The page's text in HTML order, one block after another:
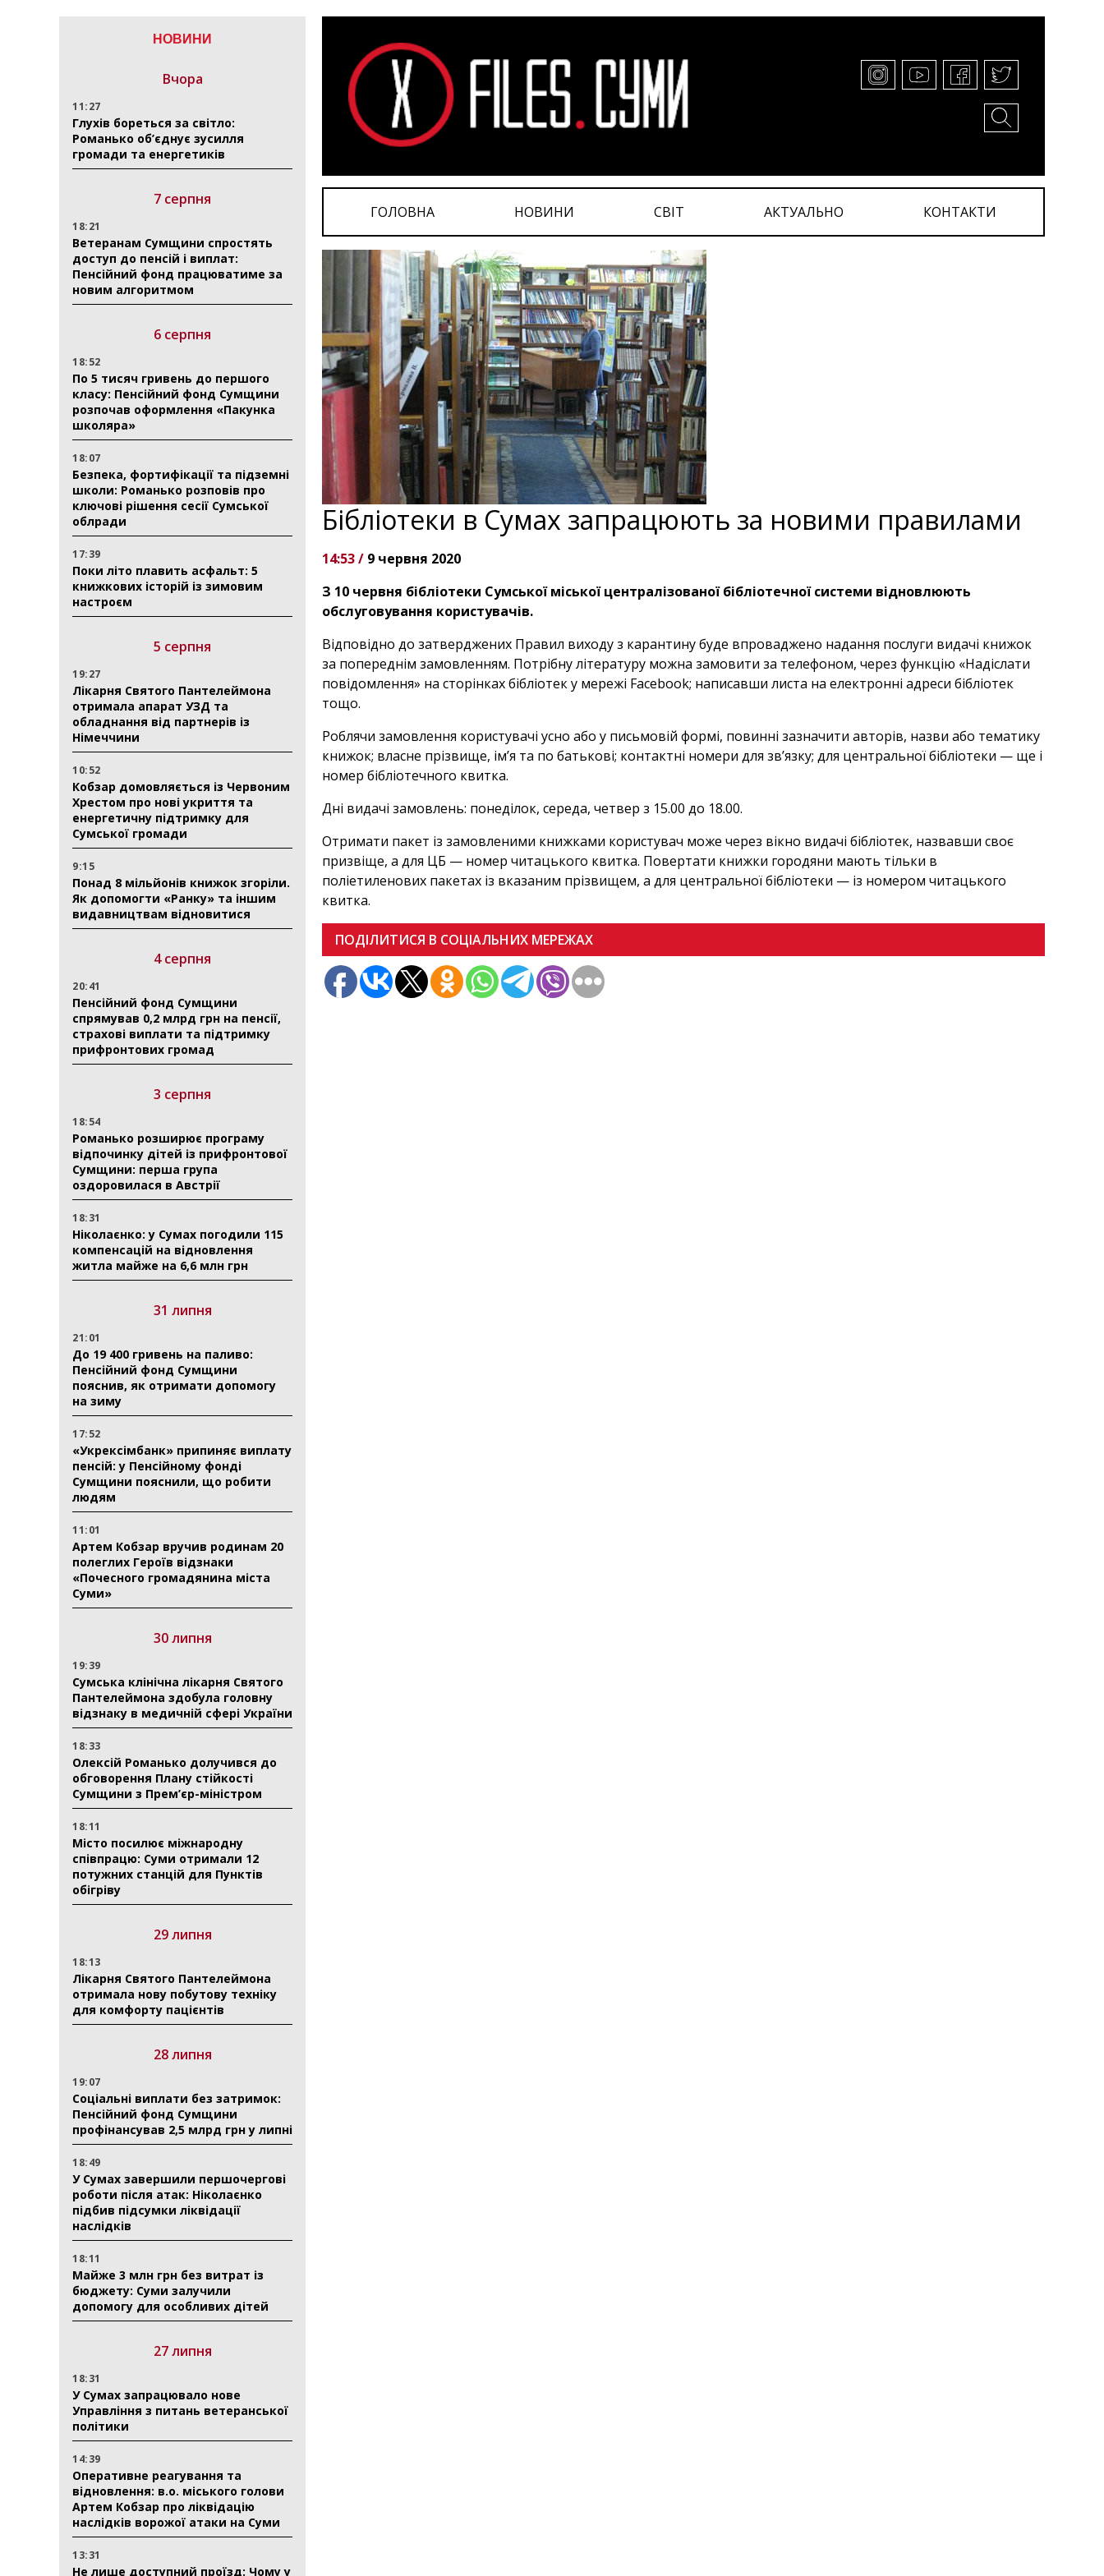
ГОЛОВНА НОВИНИ СВІТ АКТУАЛЬНО КОНТАКТИ
НОВИНИ
Вчора
11:27
Глухів бореться за світло:
Романько об’єднує зусилля
громади та енергетиків
7 серпня
18:21
Ветеранам Сумщини спростять
доступ до пенсій і виплат:
Пенсійний фонд працюватиме за
новим алгоритмом
6 серпня
18:52
По 5 тисяч гривень до першого
класу: Пенсійний фонд Сумщини
розпочав оформлення «Пакунка
школяра»
18:07
Безпека, фортифікації та підземні
школи: Романько розповів про
ключові рішення сесії Сумської
облради
17:39
Поки літо плавить асфальт: 5
книжкових історій із зимовим
настроєм
5 серпня
19:27
Лікарня Святого Пантелеймона
отримала апарат УЗД та
обладнання від партнерів із
Німеччини
10:52
Кобзар домовляється із Червоним
Хрестом про нові укриття та
енергетичну підтримку для
Сумської громади
9:15
Понад 8 мільйонів книжок згоріли.
Як допомогти «Ранку» та іншим
видавництвам відновитися
4 серпня
20:41
Пенсійний фонд Сумщини
спрямував 0,2 млрд грн на пенсії,
страхові виплати та підтримку
прифронтових громад
3 серпня
18:54
Романько розширює програму
відпочинку дітей із прифронтової
Сумщини: перша група
оздоровилася в Австрії
18:31
Ніколаєнко: у Сумах погодили 115
компенсацій на відновлення
житла майже на 6,6 млн грн
31 липня
21:01
До 19 400 гривень на паливо:
Пенсійний фонд Сумщини
пояснив, як отримати допомогу
на зиму
17:52
«Укрексімбанк» припиняє виплату
пенсій: у Пенсійному фонді
Сумщини пояснили, що робити
людям
11:01
Артем Кобзар вручив родинам 20
полеглих Героїв відзнаки
«Почесного громадянина міста
Суми»
30 липня
19:39
Сумська клінічна лікарня Святого
Пантелеймона здобула головну
відзнаку в медичній сфері України
18:33
Олексій Романько долучився до
обговорення Плану стійкості
Сумщини з Прем’єр-міністром
18:11
Місто посилює міжнародну
співпрацю: Суми отримали 12
потужних станцій для Пунктів
обігріву
29 липня
18:13
Лікарня Святого Пантелеймона
отримала нову побутову техніку
для комфорту пацієнтів
28 липня
19:07
Соціальні виплати без затримок:
Пенсійний фонд Сумщини
профінансував 2,5 млрд грн у липні
18:49
У Сумах завершили першочергові
роботи після атак: Ніколаєнко
підбив підсумки ліквідації
наслідків
18:11
Майже 3 млн грн без витрат із
бюджету: Суми залучили
допомогу для особливих дітей
27 липня
18:31
У Сумах запрацювало нове
Управління з питань ветеранської
політики
14:39
Оперативне реагування та
відновлення: в.о. міського голови
Артем Кобзар про ліквідацію
наслідків ворожої атаки на Суми
13:31
Не лише доступний проїзд: Чому у
Бібліотеки в Сумах запрацюють за новими правилами
14:53 / 9 червня 2020
З 10 червня бібліотеки Сумської міської централізованої бібліотечної системи відновлюють
обслуговування користувачів.
Відповідно до затверджених Правил виходу з карантину буде впроваджено надання послуги видачі книжок
за попереднім замовленням. Потрібну літературу можна замовити за телефоном, через функцію «Надіслати
повідомлення» на сторінках бібліотек у мережі Facebook; написавши листа на електронні адреси бібліотек
тощо.
Роблячи замовлення користувачі усно або у письмовій формі, повинні зазначити авторів, назви або тематику
книжок; власне прізвище, ім’я та по батькові; контактні номери для зв’язку; для центральної бібліотеки — ще і
номер бібліотечного квитка.
Дні видачі замовлень: понеділок, середа, четвер з 15.00 до 18.00.
Отримати пакет із замовленими книжками користувач може через вікно видачі бібліотек, назвавши своє
призвіще, а для ЦБ — номер читацького квитка. Повертати книжки городяни мають тільки в
поліетиленових пакетах із вказаним прізвищем, а для центральної бібліотеки — із номером читацького
квитка.
ПОДІЛИТИСЯ В СОЦІАЛЬНИХ МЕРЕЖАХ